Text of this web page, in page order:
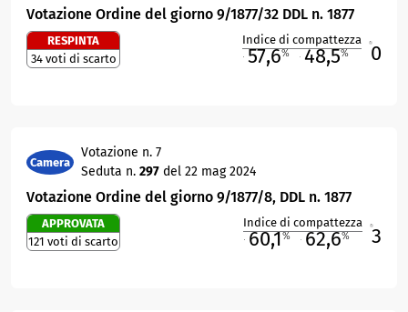
Votazione Ordine del giorno 9/1877/32 DDL n. 1877
RESPINTA
34 voti di scarto
Indice di compattezza
57,6% 48,5% 0
Camera
Votazione n. 7
Seduta n. 297 del 22 mag 2024
Votazione Ordine del giorno 9/1877/8, DDL n. 1877
APPROVATA
121 voti di scarto
Indice di compattezza
60,1% 62,6% 3